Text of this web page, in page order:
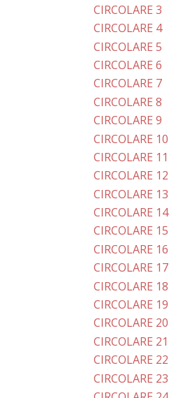
CIRCOLARE 3
CIRCOLARE 4
CIRCOLARE 5
CIRCOLARE 6
CIRCOLARE 7
CIRCOLARE 8
CIRCOLARE 9
CIRCOLARE 10
CIRCOLARE 11
CIRCOLARE 12
CIRCOLARE 13
CIRCOLARE 14
CIRCOLARE 15
CIRCOLARE 16
CIRCOLARE 17
CIRCOLARE 18
CIRCOLARE 19
CIRCOLARE 20
CIRCOLARE 21
CIRCOLARE 22
CIRCOLARE 23